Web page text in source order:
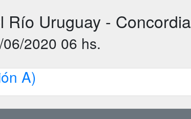
Río Uruguay - Concordia
2020 06 hs.
A)